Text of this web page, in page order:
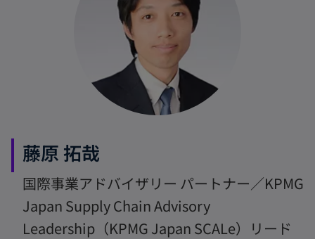
藤原 拓哉
国際事業アドバイザリー パートナー／KPMG
Japan Supply Chain Advisory
Leadership（KPMG Japan SCALe）リード